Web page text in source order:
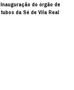
Inauguração do órgão de
tubos da Sé de Vila Real